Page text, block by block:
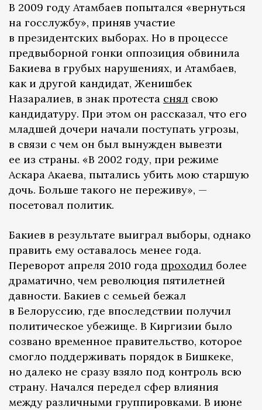
В 2009 году Атамбаев попытался «вернуться
на госслужбу», приняв участие
в президентских выборах. Но в процессе
предвыборной гонки оппозиция обвинила
Бакиева в грубых нарушениях, и Атамбаев,
как и другой кандидат, Женишбек
Назаралиев, в знак протеста снял свою
кандидатуру. При этом он рассказал, что его
младшей дочери начали поступать угрозы,
в связи с чем он был вынужден вывезти
ее из страны. «В 2002 году, при режиме
Аскара Акаева, пытались убить мою старшую
дочь. Больше такого не переживу», —
посетовал политик.
Бакиев в результате выиграл выборы, однако
править ему оставалось менее года.
Переворот апреля 2010 года проходил более
драматично, чем революция пятилетней
давности. Бакиев с семьей бежал
в Белоруссию, где впоследствии получил
политическое убежище. В Киргизии было
созвано временное правительство, которое
смогло поддерживать порядок в Бишкеке,
но далеко не сразу взяло под контроль всю
страну. Начался передел сфер влияния
между различными группировками. В июне